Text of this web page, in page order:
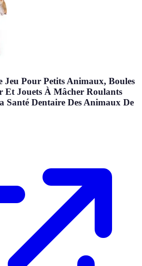
Jeu Pour Petits Animaux, Boules
Et Jouets À Mâcher Roulants
Santé Dentaire Des Animaux De